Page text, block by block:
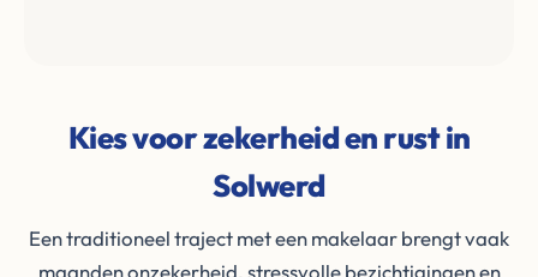
Kies voor zekerheid en rust in
Solwerd
Een traditioneel traject met een makelaar brengt vaak
maanden onzekerheid, stressvolle bezichtigingen en